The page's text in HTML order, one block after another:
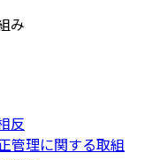
み
反
管理に関する取組